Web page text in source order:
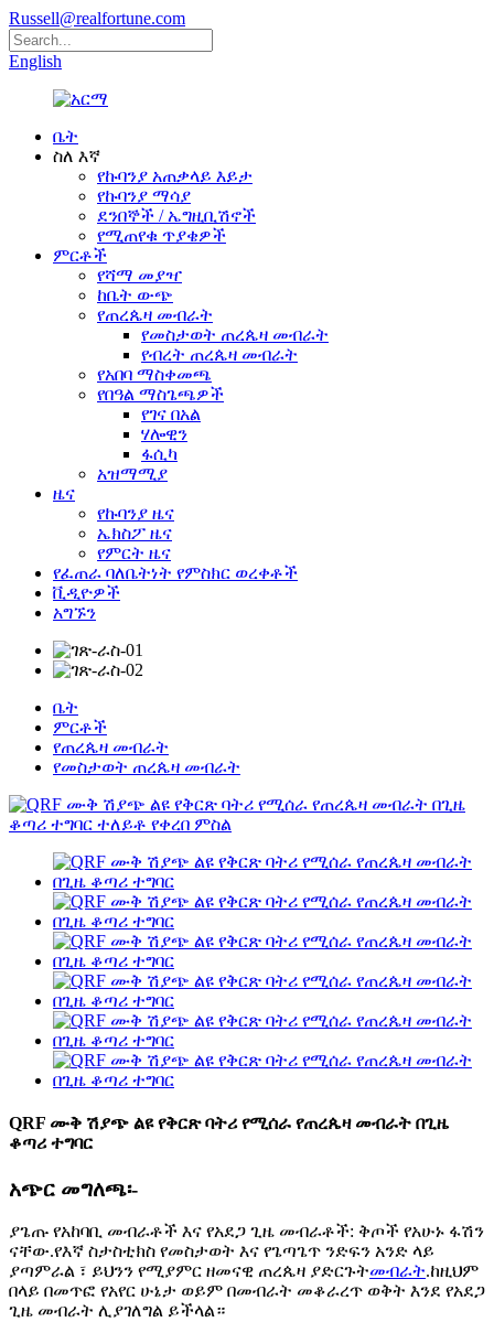
Russell@realfortune.com
English
ቤት
ስለ እኛ
የኩባንያ አጠቃላይ እይታ
የኩባንያ ማሳያ
ደንበኞች / ኤግዚቢሽኖች
የሚጠየቁ ጥያቄዎች
ምርቶች
የሻማ መያዣ
ከቤት ውጭ
የጠረጴዛ መብራት
የመስታወት ጠረጴዛ መብራት
የብረት ጠረጴዛ መብራት
የአበባ ማስቀመጫ
የበዓል ማስጌጫዎች
የገና በአል
ሃሎዊን
ፋሲካ
አዝማሚያ
ዜና
የኩባንያ ዜና
ኤክስፖ ዜና
የምርት ዜና
የፈጠራ ባለቤትነት የምስክር ወረቀቶች
ቪዲዮዎች
አግኙን
ቤት
ምርቶች
የጠረጴዛ መብራት
የመስታወት ጠረጴዛ መብራት
QRF ሙቅ ሽያጭ ልዩ የቅርጽ ባትሪ የሚሰራ የጠረጴዛ መብራት በጊዜ
ቆጣሪ ተግባር
አጭር መግለጫ፡-
ያጌጡ የአከባቢ መብራቶች እና የአደጋ ጊዜ መብራቶች: ቅጦች የአሁኑ ፋሽን
ናቸው.የእኛ ስታስቲክስ የመስታወት እና የጌጣጌጥ ንድፍን አንድ ላይ
ያጣምራል ፣ ይህንን የሚያምር ዘመናዊ ጠረጴዛ ያድርጉትመብራት.ከዚህም
በላይ በመጥፎ የአየር ሁኔታ ወይም በመብራት መቆራረጥ ወቅት እንደ የአደጋ
ጊዜ መብራት ሊያገለግል ይችላል።